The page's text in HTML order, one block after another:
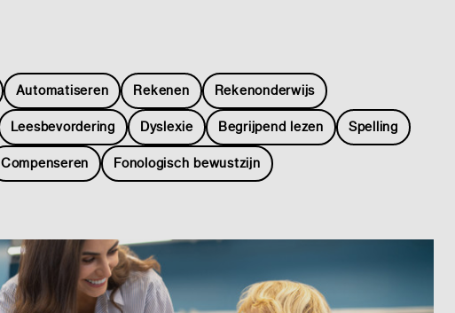
Automatiseren Rekenen Rekenonderwijs
Leesbevordering Dyslexie Begrijpend lezen Spelling
Compenseren Fonologisch bewustzijn